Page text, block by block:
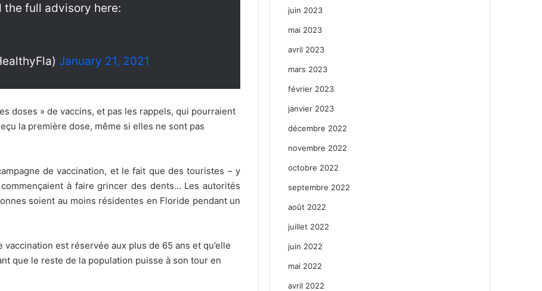
the full advisory here:
January 21, 2021
doses » de vaccins, et pas les rappels, qui pourraient
la première dose, même si elles ne sont pas
de vaccination, et le fait que des touristes – y
à faire grincer des dents… Les autorités
soient au moins résidentes en Floride pendant un
est réservée aux plus de 65 ans et qu’elle
que le reste de la population puisse à son tour en
juin 2023
mai 2023
avril 2023
mars 2023
février 2023
janvier 2023
décembre 2022
novembre 2022
octobre 2022
septembre 2022
août 2022
juillet 2022
juin 2022
mai 2022
avril 2022